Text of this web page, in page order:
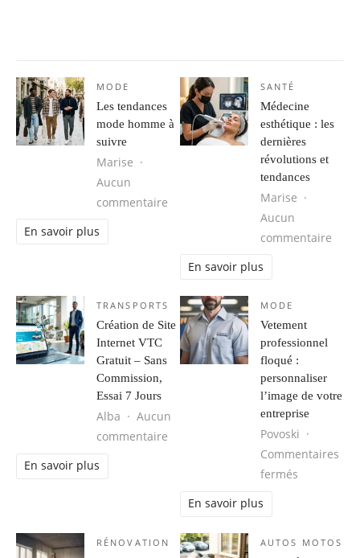
MODE
Les tendances
mode homme à
suivre
Marise
Aucun
commentaire sur Les tendances mode homme à
En savoir plus
SANTÉ
Médecine
esthétique : les
dernières
révolutions et
tendances
Marise
Aucun
commentaire
En savoir plus
TRANSPORTS
Création de Site
Internet VTC
Gratuit – Sans
Commission,
Essai 7 Jours
Alba
Aucun
commentaire sur Création de Site Internet VTC
En savoir plus
MODE
Vetement
professionnel
floqué :
personnaliser
l’image de votre
entreprise
Povoski
Commentaires
fermés
En savoir plus
RÉNOVATION AUTOS MOTOS